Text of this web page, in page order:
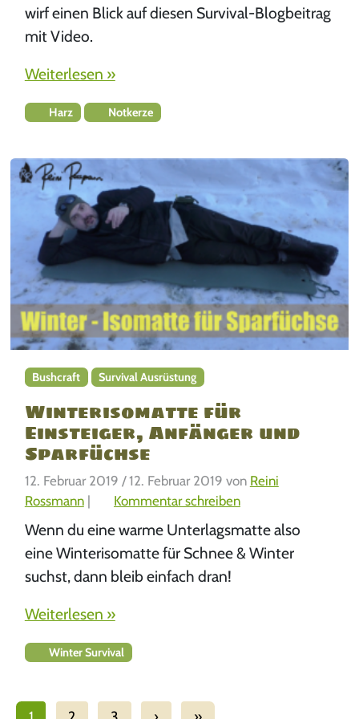
wirf einen Blick auf diesen Survival-Blogbeitrag
mit Video.
Weiterlesen »
Harz Notkerze
Bushcraft Survival Ausrüstung
Winterisomatte für
Einsteiger, Anfänger und
Sparfüchse
12. Februar 2019 / 12. Februar 2019 von Reini
Rossmann | Kommentar schreiben
Wenn du eine warme Unterlagsmatte also
eine Winterisomatte für Schnee & Winter
suchst, dann bleib einfach dran!
Weiterlesen »
Winter Survival